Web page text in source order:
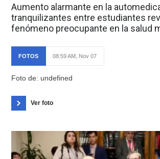
Aumento alarmante en la
tranquilizantes entre estudiantes
fenómeno preocupante en la salud
FOTOS 08:59 AM, Nov 07
Foto de: undefined
Ver foto